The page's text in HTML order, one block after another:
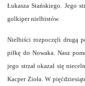
Łukasza Stańskiego. Jego
golkiper nielbistów.
Nielbiści rozpoczęli drugą
piłkę do Nowaka. Nasz
jego strzał okazał się
Kacper Zioła. W